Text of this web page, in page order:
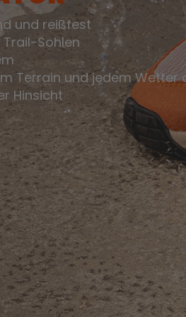
und reißfest
Sohlen
Terrain und jedem Wetter
Hinsicht